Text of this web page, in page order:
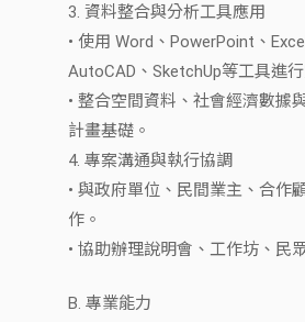
3. 資料整合與分析工具應用
• 使用 Word、PowerPoint、
AutoCAD、SketchUp等工具進
• 整合空間資料、社會經濟數據
計畫基礎。
4. 專案溝通與執行協調
• 與政府單位、民間業主、合作
作。
• 協助辦理說明會、工作坊、民
B. 專業能力